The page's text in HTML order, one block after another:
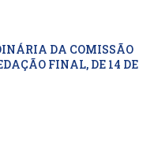
DA COMISSÃO
FINAL, DE 14 DE